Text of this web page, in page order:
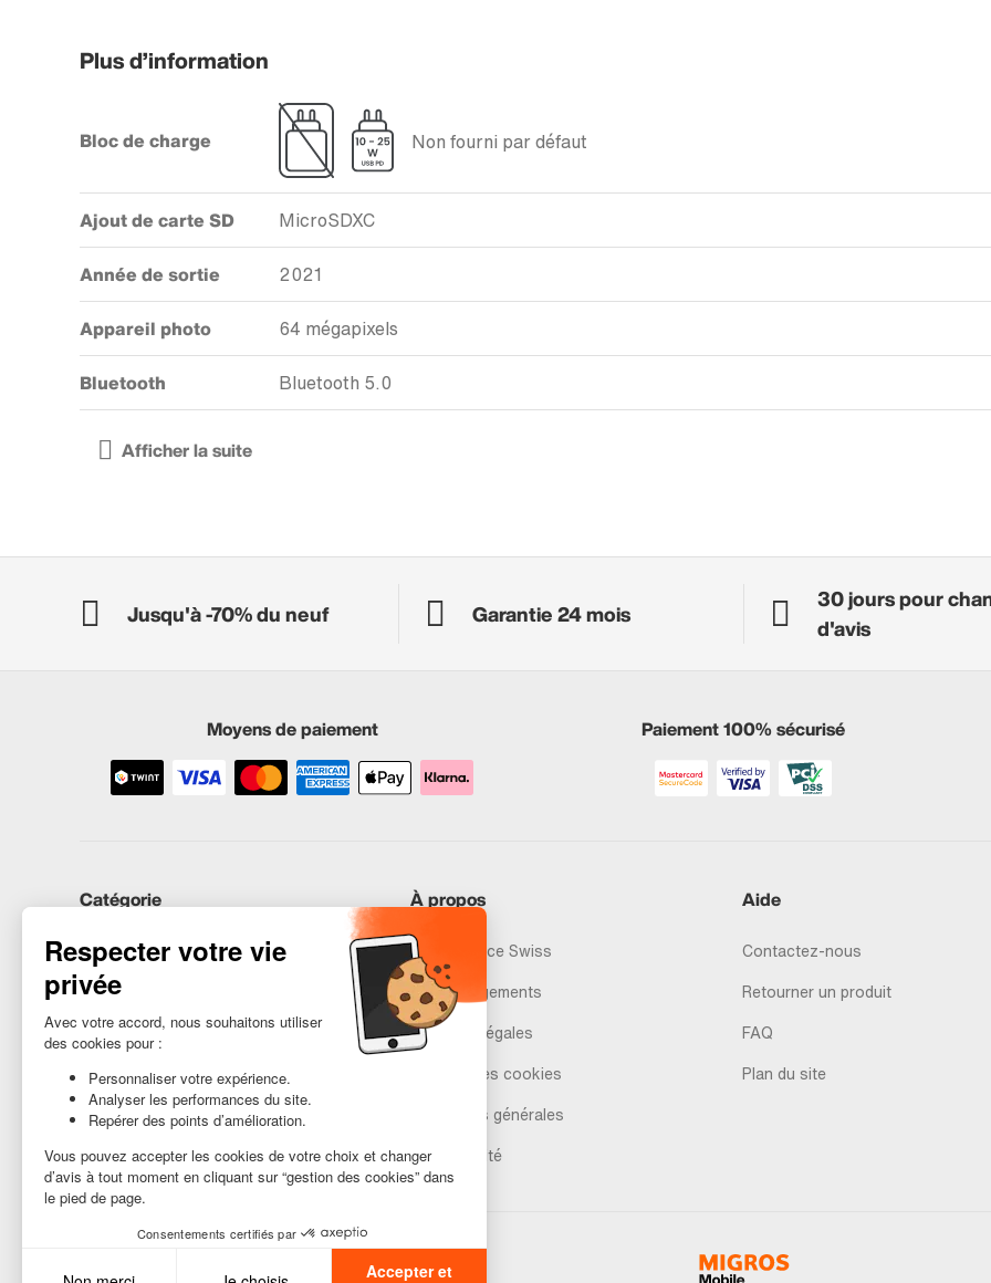
Plus d’information
Bloc de charge Non fourni par défaut
Ajout de carte SD MicroSDXC
Année de sortie 2021
Appareil photo 64 mégapixels
Bluetooth Bluetooth 5.0
Jusqu'à -70% du neuf Garantie 24 mois
30 jours pour
d'avis
Moyens de paiement Paiement 100% sécurisé
Catégorie
iPhones
Samsung
Huawei
Besoin d’aide ?
À propos
Recommerce Swiss
Nos engagements
Mentions légales
Gestion des cookies
Conditions générales
Accessibilité
Aide
Contactez-nous
Retourner un produit
FAQ
Plan du site